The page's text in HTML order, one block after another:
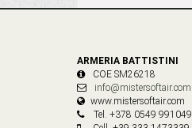
ARMERIA BATTISTINI
COE SM26218
info@mistersoftair.com
www.mistersoftair.com
Tel. +378 0549 991049